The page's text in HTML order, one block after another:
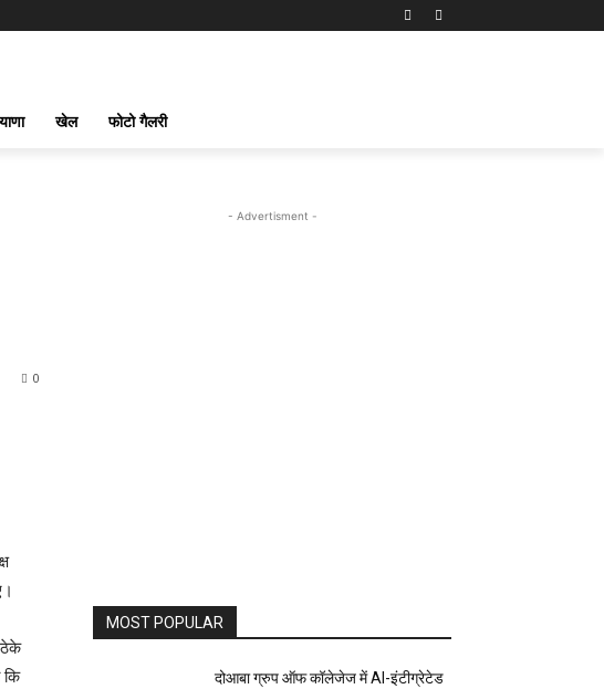
खेल फोटो गैलरी
0
ठेके
- Advertisment -
MOST POPULAR
दोआबा ग्रुप ऑफ कॉलेजेज में AI-इंटीग्रेटेड